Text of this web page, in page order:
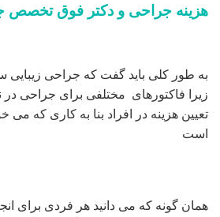
هزینه جراحی و دکتر فوق تخصص
به طور کلی باید گفت که جراحی زیبایی
زیرا فاکتورهای مختلفی برای جراحی
تعیین هزینه در افراد بنا به کاری که می
است
همان گونه که می دانید هر فردی برای